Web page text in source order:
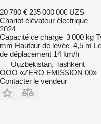
20 780 € 285 000 000 UZS
Chariot élévateur électrique
2024
Capacité de charge 3 000 kg
mm Hauteur de levée 4,5 m
de déplacement 14 km/h
Ouzbékistan, Tashkent
OOO «ZERO EMISSION 00»
Contacter le vendeur